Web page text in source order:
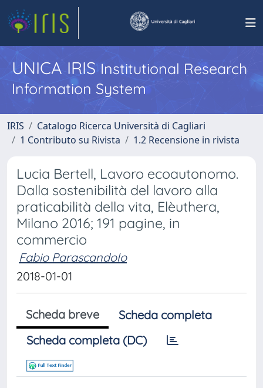
UNICA IRISInstitutional Research
Information System
IRIS
Catalogo Ricerca Università di Cagliari
1 Contributo su Rivista
1.2 Recensione in rivista
Lucia Bertell, Lavoro ecoautonomo.
Dalla sostenibilità del lavoro alla
praticabilità della vita, Elèuthera,
Milano 2016; 191 pagine, in
commercio
Fabio Parascandolo
2018-01-01
Scheda breve
Scheda completa
Scheda completa (DC)